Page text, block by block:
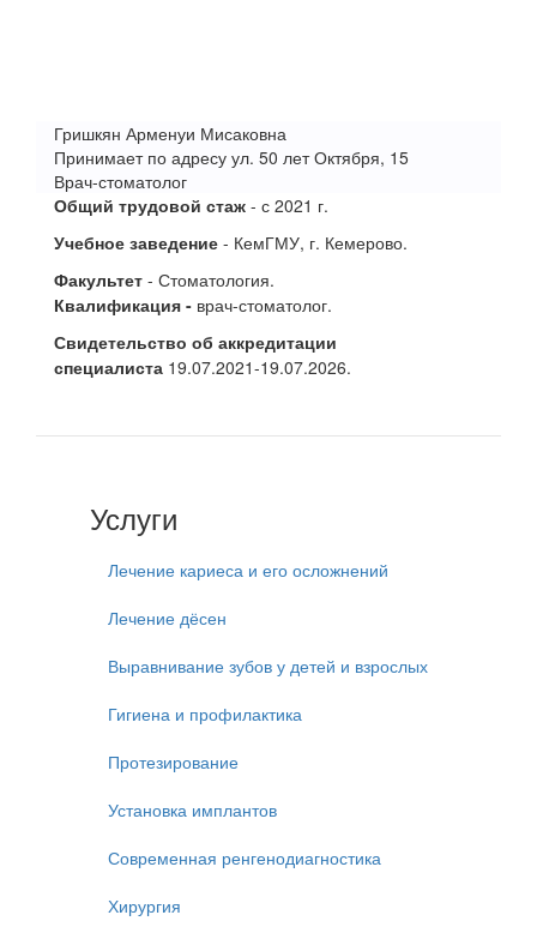
Гришкян Арменуи Мисаковна
Принимает по адресу ул. 50 лет Октября, 15
Врач-стоматолог
Общий трудовой стаж - с 2021 г.
Учебное заведение - КемГМУ, г. Кемерово.
Факультет - Стоматология.
Квалификация - врач-стоматолог.
Свидетельство об аккредитации
специалиста 19.07.2021-19.07.2026.
Услуги
Лечение кариеса и его осложнений
Лечение дёсен
Выравнивание зубов у детей и взрослых
Гигиена и профилактика
Протезирование
Установка имплантов
Современная ренгенодиагностика
Хирургия